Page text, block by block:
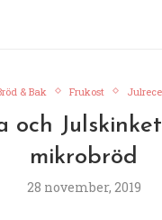
& Bak Frukost
och
mikrobröd
28 november, 2019